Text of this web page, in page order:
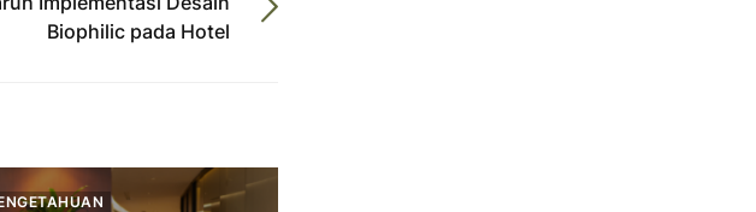
Biophilic pada Hotel